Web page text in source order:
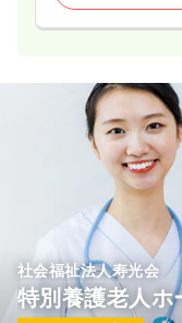
社会福祉法人寿光会
特別養護老人ホ